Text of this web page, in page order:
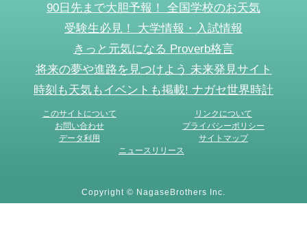
90日先まで大胆予報！ 全国学校のお天気
受験生必見！ 大学情報・入試情報
きっと元気になる Proverb格言
将来の夢や進路を見つけよう 未来発見サイト
時刻も天気もイベントも掲載! ナガセ世界時計
このサイトについて
リンクについて
お問い合わせ
プライバシーポリシー
データ利用
サイトマップ
ニュースリリース
Copyright © NagaseBrothers Inc.